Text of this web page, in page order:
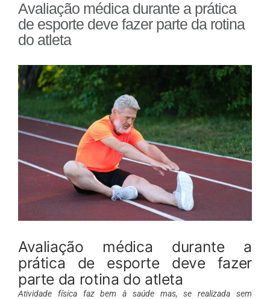
Avaliação médica durante a prática
de esporte deve fazer parte da rotina
do atleta
View
Larger
Image
Avaliação médica durante a
prática de esporte deve fazer
parte da rotina do atleta
Atividade física faz bem à saúde mas, se realizada sem